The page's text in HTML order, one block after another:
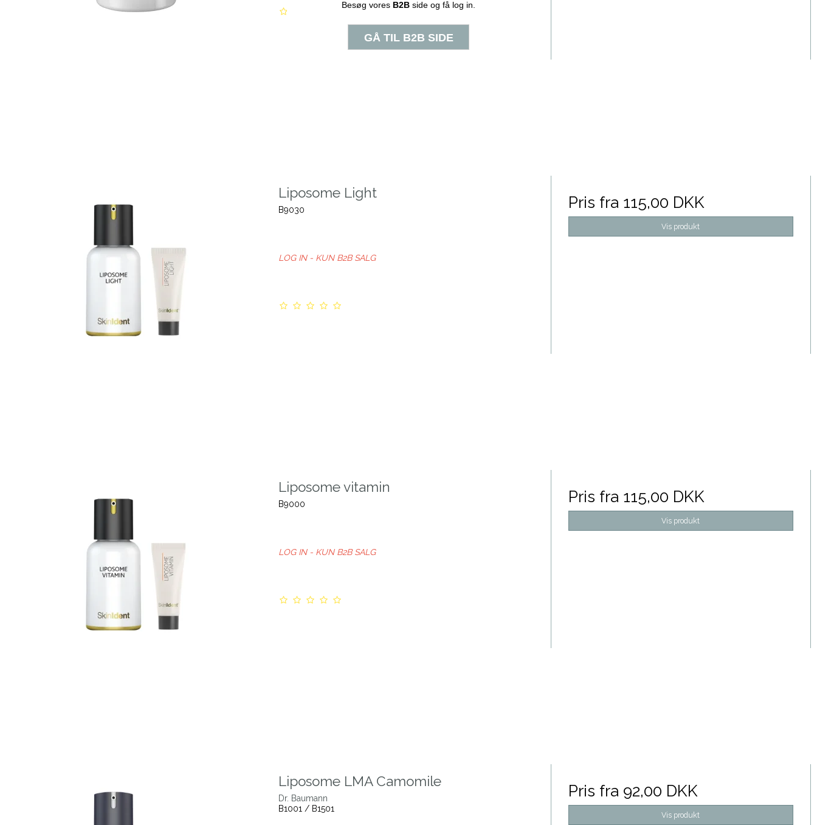
Liposome Light
B9030
LOG IN - KUN B2B SALG
Pris fra 115,00 DKK
Vis produkt
Liposome vitamin
B9000
LOG IN - KUN B2B SALG
Pris fra 115,00 DKK
Vis produkt
Liposome LMA Camomile
Dr. Baumann
B1001 / B1501
Pris fra 92,00 DKK
Vis produkt